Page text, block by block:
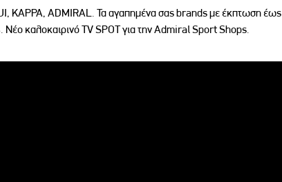
KAPPA, ADMIRAL. Τα αγαπημένα σας brands με έκπτωση έως
Νέο καλοκαιρινό TV SPOT για την Admiral Sport Shops.